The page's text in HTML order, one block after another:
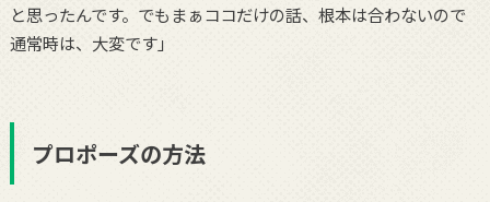
と思ったんです。でもまぁココだけの話、根本は合わないので
通常時は、大変です」
プロポーズの方法